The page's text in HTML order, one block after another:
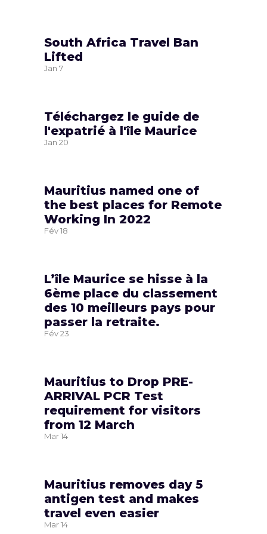
South Africa Travel Ban
Lifted
Jan 7
Téléchargez le guide de
l'expatrié à l'île Maurice
Jan 20
Mauritius named one of
the best places for Remote
Working In 2022
Fév18
L’île Maurice se hisse à la
6ème place du classement
des 10 meilleurs pays pour
passer la retraite.
Fév23
Mauritius to Drop PRE-
ARRIVAL PCR Test
requirement for visitors
from 12 March
Mar14
Mauritius removes day 5
antigen test and makes
travel even easier
Mar14